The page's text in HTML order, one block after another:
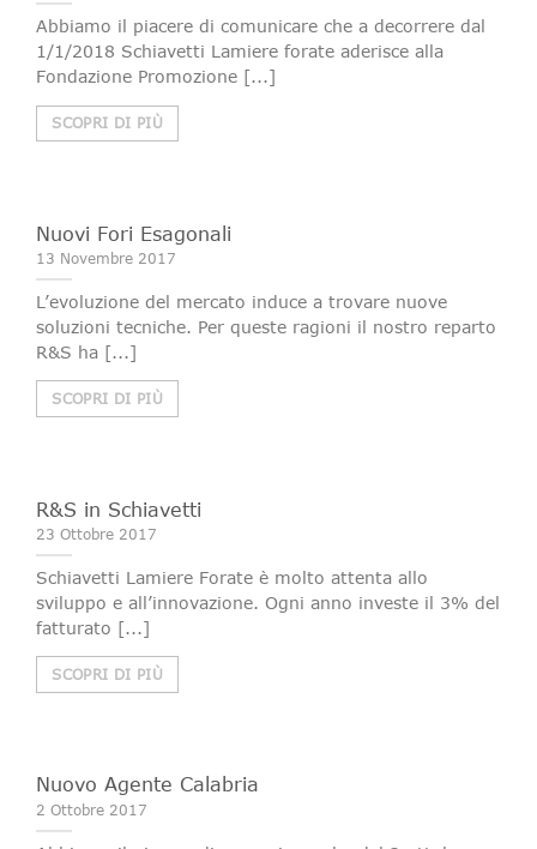
Abbiamo il piacere di comunicare che a decorrere dal
1/1/2018 Schiavetti Lamiere forate aderisce alla
Fondazione Promozione [...]
SCOPRI DI PIÙ
Nuovi Fori Esagonali
13 Novembre 2017
L’evoluzione del mercato induce a trovare nuove
soluzioni tecniche. Per queste ragioni il nostro reparto
R&S ha [...]
SCOPRI DI PIÙ
R&S in Schiavetti
23 Ottobre 2017
Schiavetti Lamiere Forate è molto attenta allo
sviluppo e all’innovazione. Ogni anno investe il 3% del
fatturato [...]
SCOPRI DI PIÙ
Nuovo Agente Calabria
2 Ottobre 2017